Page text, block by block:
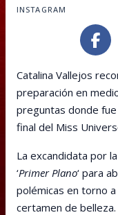
INSTAGRAM
Catalina Vallejos
preparación en
preguntas donde
final del Miss
La excandidata por
‘Primer Plano‘ para
polémicas en torno
certamen de belleza.